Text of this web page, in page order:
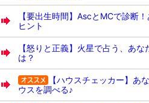
【要出生時間】AscとMCで診断
ヒント
【怒りと正義】火星で占う、あ
は？
【ハウスチェッカー】あ
ウスを調べる♪